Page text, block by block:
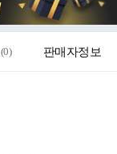
(0) 판매자정보